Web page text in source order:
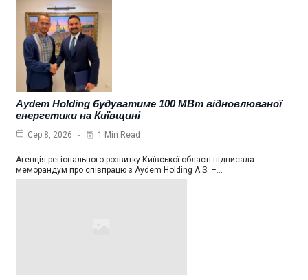
Aydem Holding будуватиме 100 МВт відновлюваної
енергетики на Київщині
Сер 8, 2026 1 Min Read
Агенція регіонального розвитку Київської області підписала
меморандум про співпрацю з Aydem Holding A.S. –…